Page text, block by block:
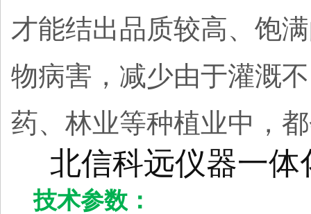
才能结出品质较高、饱
物病害，减少由于灌溉
药、林业等种植业中，
北信科远仪器一
技术参数 ：